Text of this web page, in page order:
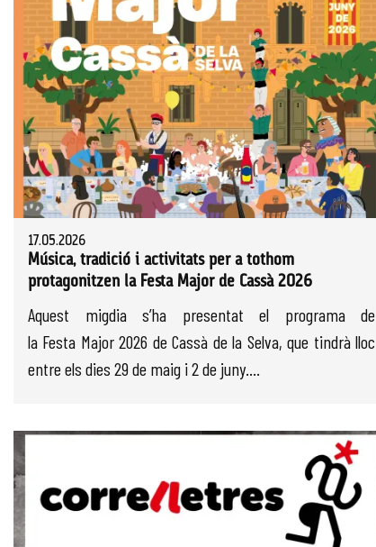
17.05.2026
Música, tradició i activitats per a tothom
protagonitzen la Festa Major de Cassà 2026
Aquest migdia s’ha presentat el programa de
la Festa Major 2026 de Cassà de la Selva, que tindrà lloc
entre els dies 29 de maig i 2 de juny....